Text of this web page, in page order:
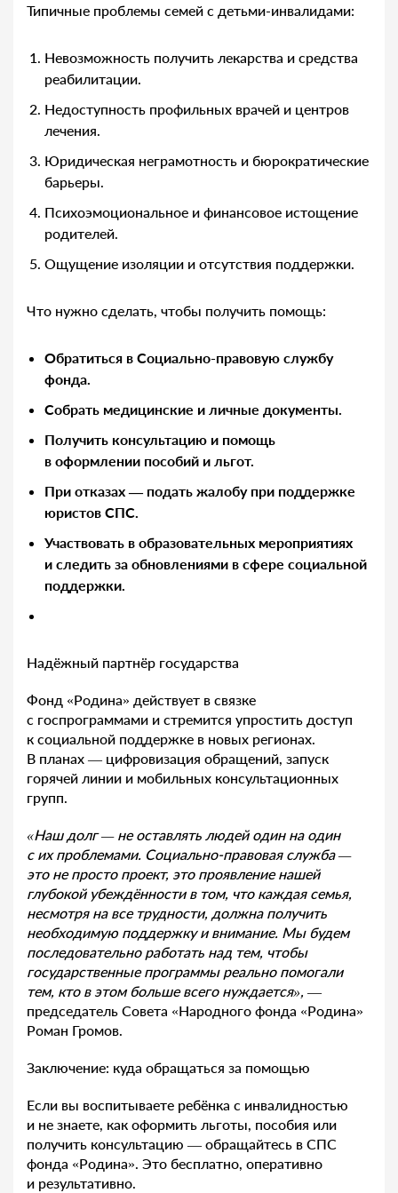
Типичные проблемы семей с детьми-инвалидами:
Невозможность получить лекарства и средства
реабилитации.
Недоступность профильных врачей и центров
лечения.
Юридическая неграмотность и бюрократические
барьеры.
Психоэмоциональное и финансовое истощение
родителей.
Ощущение изоляции и отсутствия поддержки.
Что нужно сделать, чтобы получить помощь:
Обратиться в Социально-правовую службу
фонда.
Собрать медицинские и личные документы.
Получить консультацию и помощь
в оформлении пособий и льгот.
При отказах — подать жалобу при поддержке
юристов СПС.
Участвовать в образовательных мероприятиях
и следить за обновлениями в сфере социальной
поддержки.
Надёжный партнёр государства
Фонд «Родина» действует в связке
с госпрограммами и стремится упростить доступ
к социальной поддержке в новых регионах.
В планах — цифровизация обращений, запуск
горячей линии и мобильных консультационных
групп.
«Наш долг — не оставлять людей один на один
с их проблемами. Социально-правовая служба —
это не просто проект, это проявление нашей
глубокой убеждённости в том, что каждая семья,
несмотря на все трудности, должна получить
необходимую поддержку и внимание. Мы будем
последовательно работать над тем, чтобы
государственные программы реально помогали
тем, кто в этом больше всего нуждается», —
председатель Совета «Народного фонда «Родина»
Роман Громов.
Заключение: куда обращаться за помощью
Если вы воспитываете ребёнка с инвалидностью
и не знаете, как оформить льготы, пособия или
получить консультацию — обращайтесь в СПС
фонда «Родина». Это бесплатно, оперативно
и результативно.